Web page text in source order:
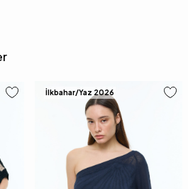
İlkbahar/Yaz 2026